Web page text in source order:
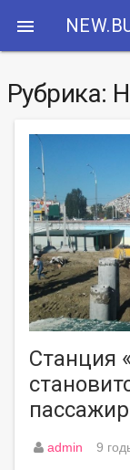

Рубрика:
Станция
admin 9